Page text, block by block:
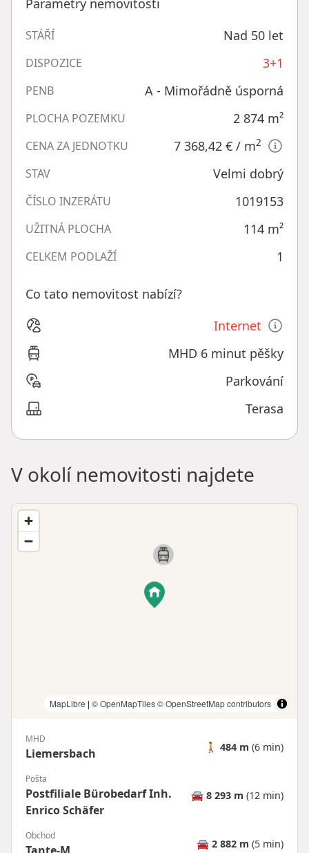
Parametry nemovitosti
STÁŘÍ Nad 50 let
DISPOZICE 3+1
PENB A - Mimořádně úsporná
PLOCHA POZEMKU 2 874 m²
CENA ZA JEDNOTKU 7 368,42 € / m2
STAV Velmi dobrý
ČÍSLO INZERÁTU 1019153
UŽITNÁ PLOCHA 114 m²
CELKEM PODLAŽÍ 1
Co tato nemovitost nabízí?
Internet
MHD 6 minut pěšky
Parkování
Terasa
V okolí nemovitosti najdete
MapLibre | © OpenMapTiles© OpenStreetMap contributors
MHD
Liemersbach 🚶 484 m (6 min)
Pošta
Postfiliale Bürobedarf Inh.
Enrico Schäfer
🚘 8 293 m (12 min)
Obchod
🚘 2 882 m (5 min)